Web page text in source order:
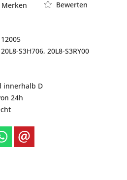
Merken
Bewerten
12005
20L8-S3H706, 20L8-S3RY00
innerhalb D
24h